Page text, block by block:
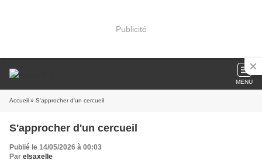
Publicité
MENU
Accueil » S'approcher d'un cercueil
S'approcher d'un cercueil
Publié le 14/05/2026 à 00:03
Par elsaxelle